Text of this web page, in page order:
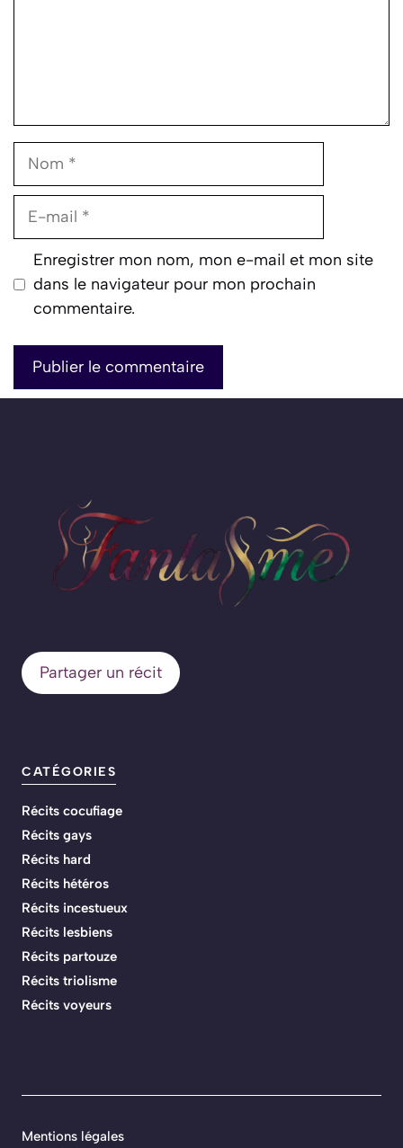
Nom
E-
Enregistrer mon nom, mon e-mail et mon site
dans le navigateur pour mon prochain
commentaire.
Partager un récit
CATÉGORIES
Récits cocufiage
Récits gays
Récits hard
Récits hétéros
Récits incestueux
Récits lesbiens
Récits partouze
Récits triolisme
Récits voyeurs
Mentions légales